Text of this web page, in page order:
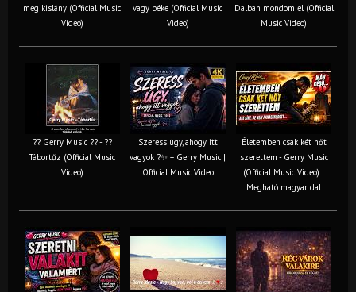
meg kislány (Official Music
Video)
vagy béke (Official Music
Video)
Dalban mondom el (Official
Music Video)
?? Gerry Music ?? - ??
Tábortűz (Official Music
Video)
Szeress úgy, ahogy itt
vagyok ?✨ – Gerry Music |
Official Music Video
Életemben csak két nőt
szerettem - Gerry Music
(Official Music Video) |
Megható magyar dal